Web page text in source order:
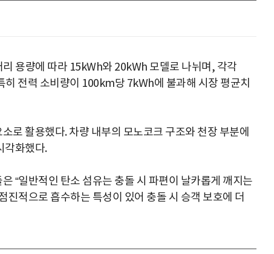
용량에 따라 15kWh와 20kWh 모델로 나뉘며, 각각
전력 소비량이 100km당 7kWh에 불과해 시장 평균치
로 활용했다. 차량 내부의 모노코크 구조와 천장 부분에
각화했다.
“일반적인 탄소 섬유는 충돌 시 파편이 날카롭게 깨지는
적으로 흡수하는 특성이 있어 충돌 시 승객 보호에 더
초보자도 반할 반전 매력”